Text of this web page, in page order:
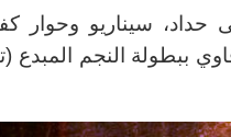
حداد، سيناريو وحوار
ببطولة النجم المبدع